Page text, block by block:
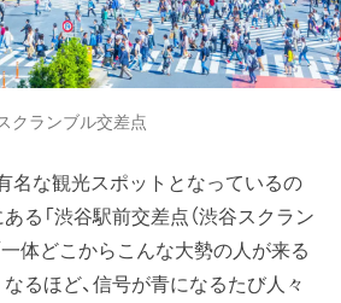
クランブル交差点
名な観光スポットとなっているの
る「渋谷駅前交差点（渋谷スクラン
一体どこからこんな大勢の人が来る
るほど、信号が青になるたび人々